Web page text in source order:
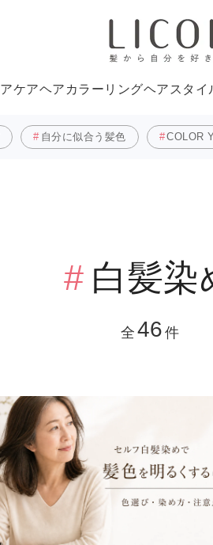
ケアヘアカラーリングヘアスタイ
自分に似合う髪色 COLOR
白髪染
全 46 件